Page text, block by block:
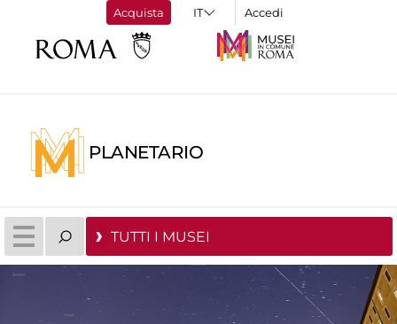
Acquista Accedi
PLANETARIO
TUTTI I MUSEI